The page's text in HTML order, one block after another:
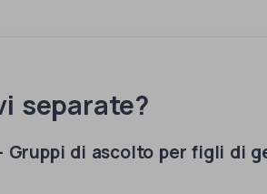
separate?
Gruppi di ascolto per figli di